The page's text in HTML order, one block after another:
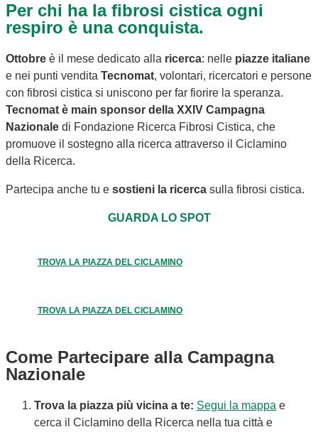
Per chi ha la fibrosi cistica ogni
respiro è una conquista.
Ottobre è il mese dedicato alla ricerca: nelle piazze italiane
e nei punti vendita Tecnomat, volontari, ricercatori e persone
con fibrosi cistica si uniscono per far fiorire la speranza.
Tecnomat è main sponsor della XXIV Campagna
Nazionale di Fondazione Ricerca Fibrosi Cistica, che
promuove il sostegno alla ricerca attraverso il Ciclamino
della Ricerca.
Partecipa anche tu e sostieni la ricerca sulla fibrosi cistica.
GUARDA LO SPOT
TROVA LA PIAZZA DEL CICLAMINO
TROVA LA PIAZZA DEL CICLAMINO
Come Partecipare alla Campagna
Nazionale
Trova la piazza più vicina a te: Segui la mappa e
cerca il Ciclamino della Ricerca nella tua città e